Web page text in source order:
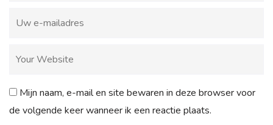
Mijn naam, e-mail en site bewaren in deze browser voor
de volgende keer wanneer ik een reactie plaats.